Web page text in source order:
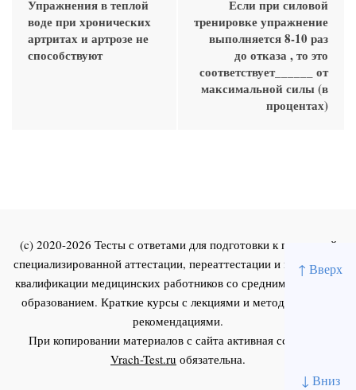
↑ Вверх
↓ Вниз
Упражнения в теплой
воде при хронических
артритах и артрозе не
способствуют
Если при силовой
тренировке упражнение
выполняется 8-10 раз
до отказа , то это
соответствует______ от
максимальной силы (в
процентах)
(c) 2020-2026 Тесты с ответами для подготовки к первичной
специализированной аттестации, переаттестации и повышения
квалификации медицинских работников со средним и высшим
образованием. Краткие курсы с лекциями и методическими
рекомендациями.
При копировании материалов с сайта активная ссылка на
Vrach-Test.ru обязательна.